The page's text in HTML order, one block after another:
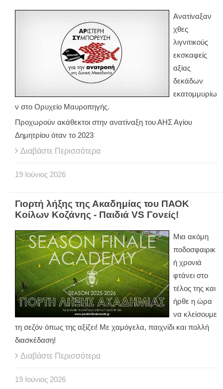
Ανατίναξαν
χθες
λιγνιτικούς
εκσκαφείς
αξίας
δεκάδων
εκατομμυρίω
ν στο Ορυχείο Μαυροπηγής.
Προχωρούν ακάθεκτοι στην ανατίναξη του ΑΗΣ Αγίου
Δημητρίου όταν το 2023
Διαβάστε Περισσότερα
19 Ιούνιος 2026
Γιορτή λήξης της Ακαδημίας του ΠΑΟΚ
Κοίλων Κοζάνης - Παιδιά VS Γονείς!
Μια ακόμη
ποδοσφαιρικ
ή χρονιά
φτάνει στο
τέλος της και
ήρθε η ώρα
να κλείσουμε
τη σεζόν όπως της αξίζει! Με χαμόγελα, παιχνίδι και πολλή
διασκέδαση!
Διαβάστε Περισσότερα
19 Ιούνιος 2026